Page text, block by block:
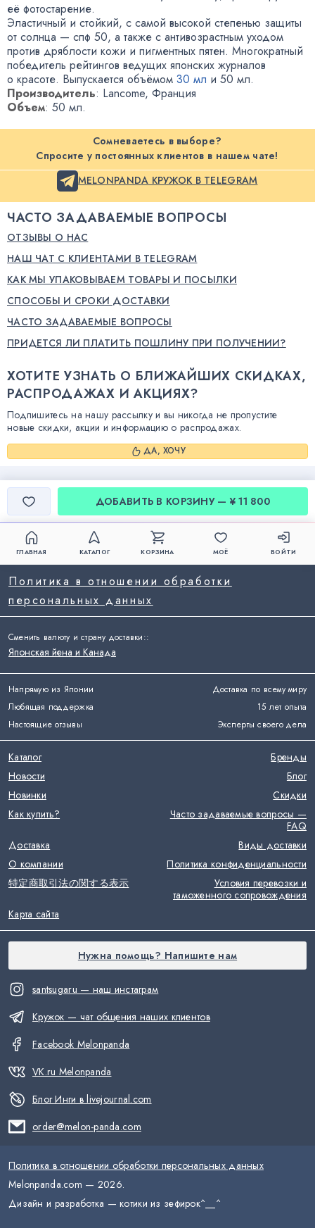
её фотостарение.
Эластичный и стойкий, с самой высокой степенью защиты
от солнца — спф 50, а также с антивозрастным уходом
против дряблости кожи и пигментных пятен. Многократный
победитель рейтингов ведущих японских журналов
о красоте. Выпускается объёмом 30 мл и 50 мл.
Производитель: Lancome, Франция
Объем: 50 мл.
Сомневаетесь в выборе?
Спросите у постоянных клиентов в нашем чате!
MELONPANDA КРУЖОК В TELEGRAM
ЧАСТО ЗАДАВАЕМЫЕ ВОПРОСЫ
ОТЗЫВЫ О НАС
НАШ ЧАТ С КЛИЕНТАМИ В TELEGRAM
КАК МЫ УПАКОВЫВАЕМ ТОВАРЫ И ПОСЫЛКИ
СПОСОБЫ И СРОКИ ДОСТАВКИ
ЧАСТО ЗАДАВАЕМЫЕ ВОПРОСЫ
ПРИДЕТСЯ ЛИ ПЛАТИТЬ ПОШЛИНУ ПРИ ПОЛУЧЕНИИ?
ХОТИТЕ УЗНАТЬ О БЛИЖАЙШИХ СКИДКАХ,
РАСПРОДАЖАХ И АКЦИЯХ?
Подпишитесь на нашу рассылку и вы никогда не пропустите
новые скидки, акции и информацию о распродажах.
ДА, ХОЧУ
ДОБАВИТЬ В КОРЗИНУ — ¥ 11 800
ГЛАВНАЯ КАТАЛОГ КОРЗИНА МОЁ ВОЙТИ
Напрямую из Японии
Доставка по всему миру
Любящая поддержка
15 лет опыта
Настоящие отзывы
Эксперты своего дела
santsugaru — наш инстаграм
Кружок — чат общения наших клиентов
Facebook Melonpanda
VK.ru Melonpanda
Блог Инги в livejournal.com
order@melon-panda.com
Политика в отношении обработки
персональных данных
Каталог
Бренды
Новости
Блог
Новинки
Скидки
Как купить?
Часто задаваемые вопросы —
FAQ
Доставка
Виды доставки
О компании
Политика конфиденциальности
特定商取引法の関する表示
Условия перевозки и
таможенного сопровождения
Карта сайта
Сменить валюту и страну доставки::
Японская йена и Канада
Нужна помощь? Напишите нам
Политика в отношении обработки персональных данных
Melonpanda.com — 2026.
Дизайн и разработка — котики из зефирок^__^